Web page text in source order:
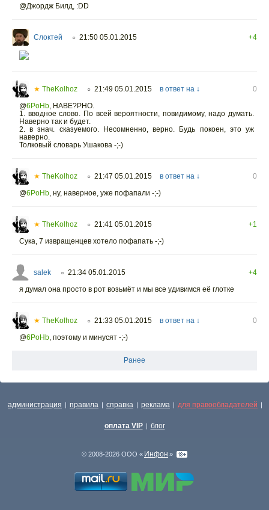
@Джордж Билд, :DD
Слоктей ○ 21:50 05.01.2015 +4
★ TheKolhoz ○ 21:49 05.01.2015 в ответ на ↓
0
@6PoHb НАВЕ?РНО.
1. вводное слово. По всей вероятности, повидимому, надо думать.
Наверно так и будет.
2. в знач. сказуемого. Несомненно, верно. Будь покоен, это уж
наверно.
Толковый словарь Ушакова -;-)
★ TheKolhoz ○ 21:47 05.01.2015 в ответ на ↓
0
@6PoHb ну, наверное, уже пофапали -;-)
★ TheKolhoz ○ 21:41 05.01.2015
+1
Сука, 7 извращенцев хотело пофапать -;-)
salek ○ 21:34 05.01.2015
+4
я думал она просто в рот возьмёт и мы все удивимся её глотке
★ TheKolhoz ○ 21:33 05.01.2015 в ответ на ↓
0
@6PoHb поэтому и минусят -;-)
Ранее
администрация | правила | справка | реклама | для правообладателей |
оплата VIP | блог
© 2008-2026 ООО « Инфон »